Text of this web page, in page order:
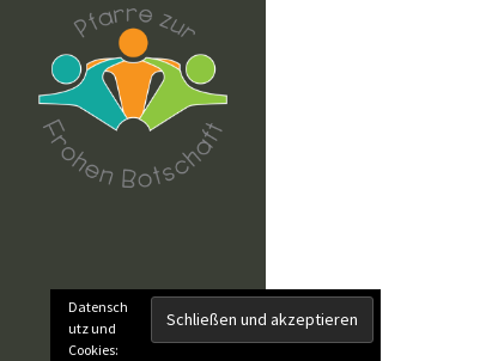
Datensch
utz und
Cookies: